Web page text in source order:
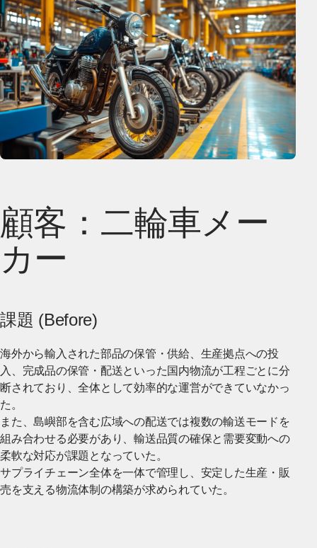
顧客：二輪車メー
カー
課題 (Before)
海外から輸入された部品の保管・供給、生産拠点への投
入、完成品の保管・配送といった国内物流が工程ごとに分
断されており、全体として効率的な運営ができていなかっ
た。
また、島嶼部を含む広域への配送では複数の輸送モードを
組み合わせる必要があり、輸送品質の確保と需要変動への
柔軟な対応が課題となっていた。
サプライチェーン全体を一体で管理し、安定した生産・販
売を支える物流体制の構築が求められていた。